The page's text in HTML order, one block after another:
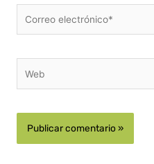
electrónico*